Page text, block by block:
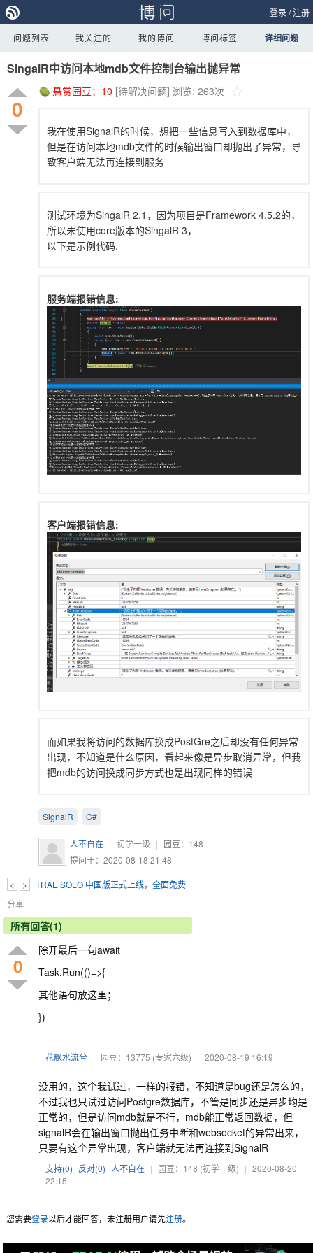
登录/注册
问题列表 我关注的 我的博问 博问标签 详细问题
SingalR中访问本地mdb文件控制台输出抛异常
0
悬赏园豆： 10 [待解决问题] 浏览: 263次
我在使用SignalR的时候，想把一些信息写入到数据库中，
但是在访问本地mdb文件的时候输出窗口却抛出了异常，导
致客户端无法再连接到服务
测试环境为SingalR 2.1，因为项目是Framework 4.5.2的，
所以未使用core版本的SingalR 3，
以下是示例代码.
服务端报错信息:
客户端报错信息:
而如果我将访问的数据库换成PostGre之后却没有任何异常
出现，不知道是什么原因，看起来像是异步取消异常，但我
把mdb的访问换成同步方式也是出现同样的错误
SignalR C#
人不自在 | 初学一级 | 园豆： 148
提问于：2020-08-18 21:48
< >
TRAE SOLO 中国版正式上线，全面免费
分享
所有回答(1)
0
除开最后一句await
Task.Run(()=>{
其他语句放这里；
})
花飘水流兮 | 园豆：13775 (专家六级) | 2020-08-19 16:19
没用的，这个我试过，一样的报错，不知道是bug还是怎么的，
不过我也只试过访问Postgre数据库，不管是同步还是异步均是
正常的，但是访问mdb就是不行，mdb能正常返回数据，但
signalR会在输出窗口抛出任务中断和websocket的异常出来，
只要有这个异常出现，客户端就无法再连接到SignalR
支持(0) 反对(0) 人不自在 | 园豆：148 (初学一级) | 2020-08-20
22:15
您需要登录以后才能回答，未注册用户请先注册。